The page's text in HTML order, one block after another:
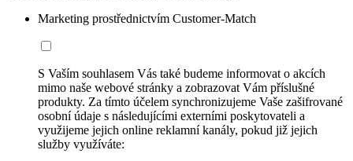
Marketing prostřednictvím Customer-Match
S Vaším souhlasem Vás také budeme informovat o akcích
mimo naše webové stránky a zobrazovat Vám příslušné
produkty. Za tímto účelem synchronizujeme Vaše zašifrované
osobní údaje s následujícími externími poskytovateli a
využijeme jejich online reklamní kanály, pokud již jejich
služby využíváte: